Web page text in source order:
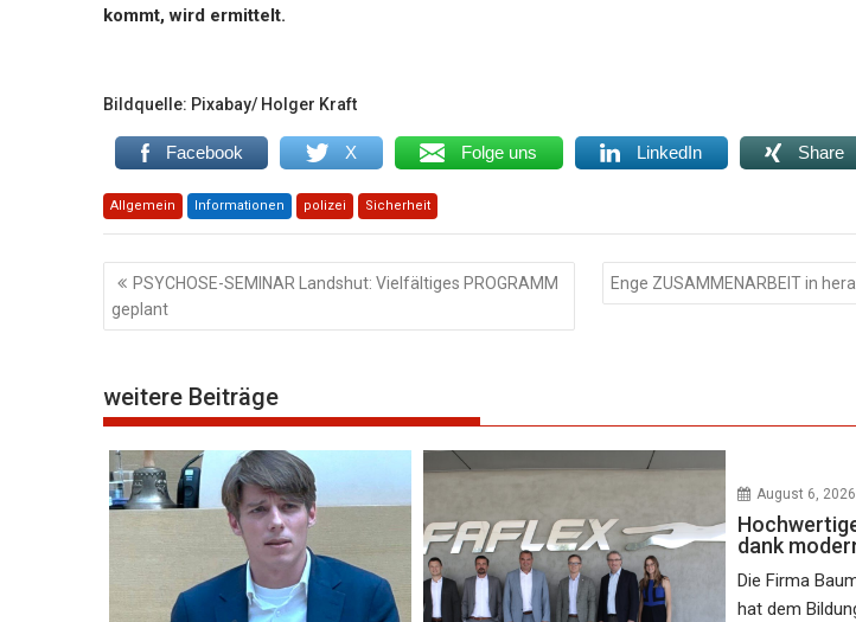
kommt, wird ermittelt.
Bildquelle: Pixabay/ Holger Kraft
Facebook X Folge uns LinkedIn Share
Allgemein Informationen polizei Sicherheit
Beitragsnavigation
PSYCHOSE-SEMINAR Landshut: Vielfältiges PROGRAMM
geplant
Enge ZUSAMMENARBEIT in
weitere Beiträge
August 6, 2026
Hochwertige
dank
Die Firma
hat dem